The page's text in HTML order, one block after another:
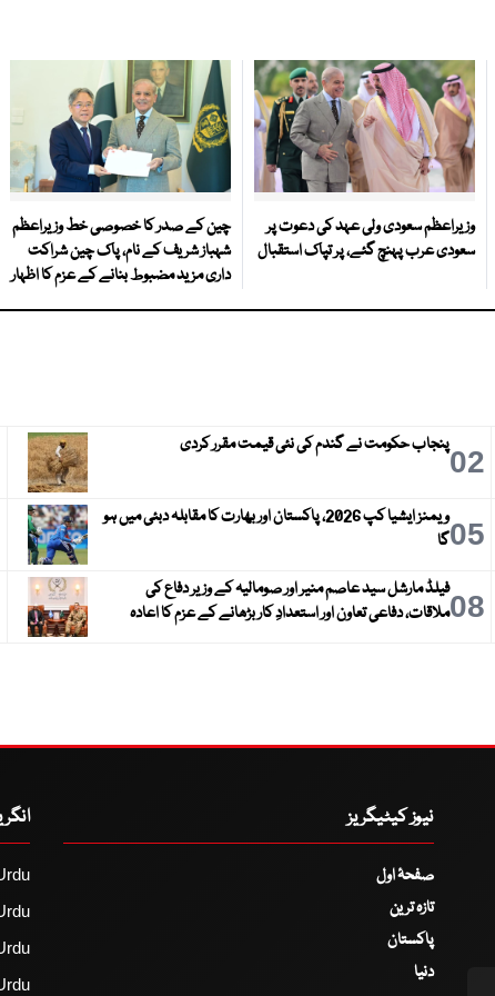
وزیراعظم سعودی ولی عہد کی دعوت پر
سعودی عرب پہنچ گئے، پر تپاک استقبال
چین کے صدر کا خصوصی خط وزیراعظم
شہباز شریف کے نام، پاک چین شراکت
داری مزید مضبوط بنانے کے عزم کا اظہار
02پنجاب حکومت نے گندم کی نئی قیمت مقرر کردی
05
ویمنز ایشیا کپ 2026، پاکستان اور بھارت کا مقابلہ دبئی میں ہو
گا
08فیلڈ مارشل سید عاصم منیر اور صومالیہ کے وزیر دفاع کی
ملاقات، دفاعی تعاون اور استعدادِ کار بڑھانے کے عزم کا اعادہ
نیوز کیٹیگریز
صفحۂ اول
تازہ ترین
پاکستان
دنیا